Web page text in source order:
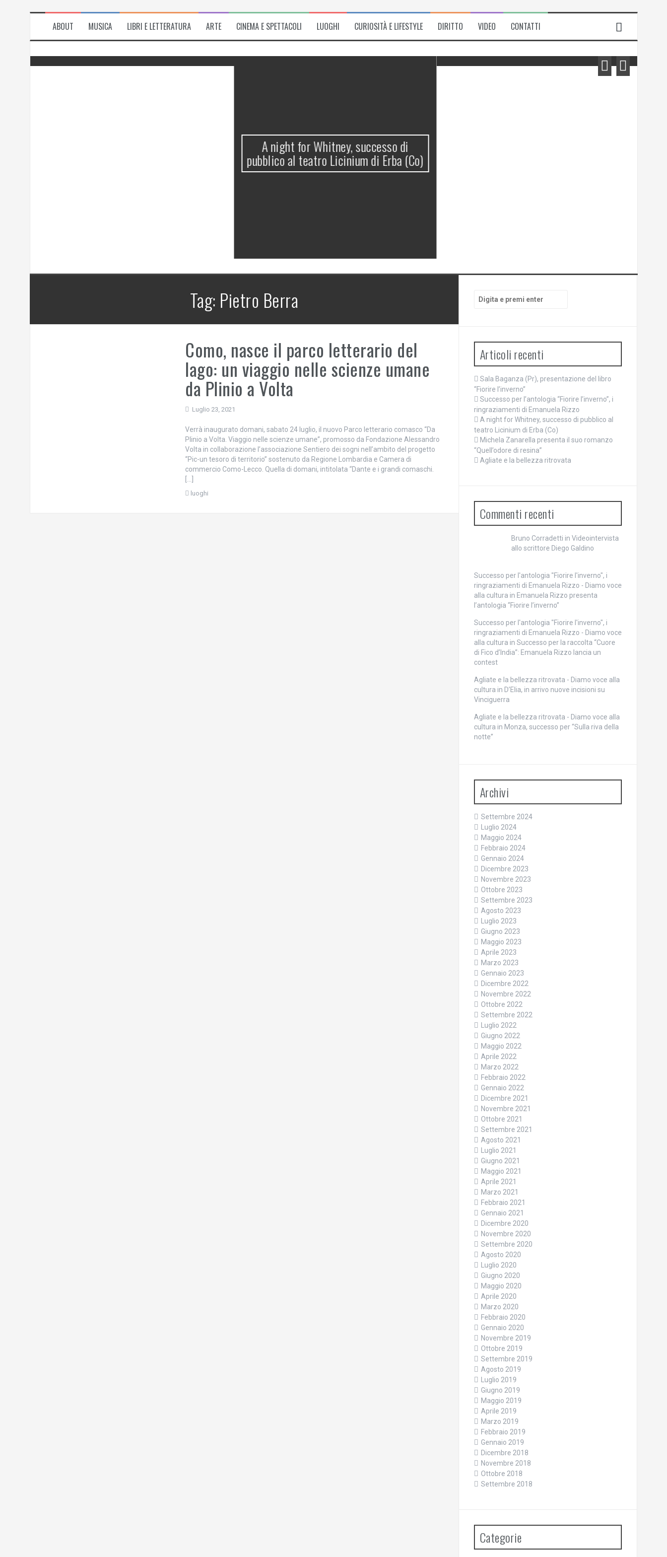
ABOUT MUSICA LIBRI E LETTERATURA ARTE CINEMA E SPETTACOLI LUOGHI CURIOSITÀ E LIFESTYLE DIRITTO VIDEO CONTATTI
A night for Whitney, successo di
pubblico al teatro Licinium di Erba (Co)
Michela Zanarella presenta il suo
Tag: Pietro Berra
Como, nasce il parco letterario del
lago: un viaggio nelle scienze umane
da Plinio a Volta
Luglio 23, 2021
Verrà inaugurato domani, sabato 24 luglio, il nuovo Parco letterario comasco “Da
Plinio a Volta. Viaggio nelle scienze umane”, promosso da Fondazione Alessandro
Volta in collaborazione l’associazione Sentiero dei sogni nell’ambito del progetto
“Pic-un tesoro di territorio” sostenuto da Regione Lombardia e Camera di
commercio Como-Lecco. Quella di domani, intitolata “Dante e i grandi comaschi.
luoghi
Articoli recenti
Sala Baganza (Pr), presentazione del libro
“Fiorire l’inverno”
Successo per l’antologia “Fiorire l’inverno”, i
ringraziamenti di Emanuela Rizzo
A night for Whitney, successo di pubblico al
teatro Licinium di Erba (Co)
Michela Zanarella presenta il suo romanzo
“Quell’odore di resina”
Agliate e la bellezza ritrovata
Commenti recenti
Bruno Corradetti in Videointervista
allo scrittore Diego Galdino
Successo per l'antologia "Fiorire l'inverno", i
ringraziamenti di Emanuela Rizzo - Diamo voce
alla cultura in Emanuela Rizzo presenta
l’antologia “Fiorire l’inverno”
Successo per l'antologia "Fiorire l'inverno", i
ringraziamenti di Emanuela Rizzo - Diamo voce
alla cultura in Successo per la raccolta “Cuore
di Fico d’India”: Emanuela Rizzo lancia un
contest
Agliate e la bellezza ritrovata - Diamo voce alla
cultura in D’Elia, in arrivo nuove incisioni su
Vinciguerra
Agliate e la bellezza ritrovata - Diamo voce alla
cultura in Monza, successo per “Sulla riva della
notte”
Archivi
Settembre 2024
Luglio 2024
Maggio 2024
Febbraio 2024
Gennaio 2024
Dicembre 2023
Novembre 2023
Ottobre 2023
Settembre 2023
Agosto 2023
Luglio 2023
Giugno 2023
Maggio 2023
Aprile 2023
Marzo 2023
Gennaio 2023
Dicembre 2022
Novembre 2022
Ottobre 2022
Settembre 2022
Luglio 2022
Giugno 2022
Maggio 2022
Aprile 2022
Marzo 2022
Febbraio 2022
Gennaio 2022
Dicembre 2021
Novembre 2021
Ottobre 2021
Settembre 2021
Agosto 2021
Luglio 2021
Giugno 2021
Maggio 2021
Aprile 2021
Marzo 2021
Febbraio 2021
Gennaio 2021
Dicembre 2020
Novembre 2020
Settembre 2020
Agosto 2020
Luglio 2020
Giugno 2020
Maggio 2020
Aprile 2020
Marzo 2020
Febbraio 2020
Gennaio 2020
Novembre 2019
Ottobre 2019
Settembre 2019
Agosto 2019
Luglio 2019
Giugno 2019
Maggio 2019
Aprile 2019
Marzo 2019
Febbraio 2019
Gennaio 2019
Dicembre 2018
Novembre 2018
Ottobre 2018
Settembre 2018
Categorie